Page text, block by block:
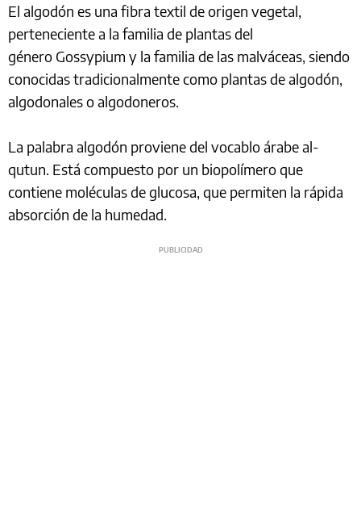
El algodón es una fibra textil de origen vegetal,
perteneciente a la familia de plantas del
género Gossypium y la familia de las malváceas, siendo
conocidas tradicionalmente como plantas de algodón,
algodonales o algodoneros.
La palabra algodón proviene del vocablo árabe al-
qutun. Está compuesto por un biopolímero que
contiene moléculas de glucosa, que permiten la rápida
absorción de la humedad.